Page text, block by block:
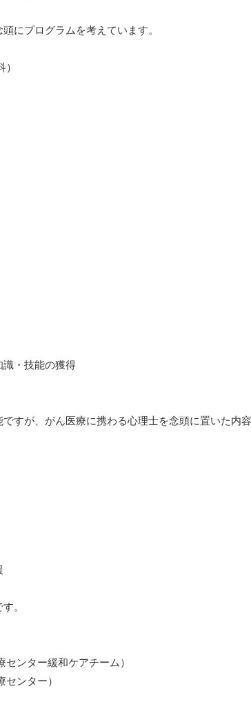
にプログラムを考えています。
）
識・技能の獲得
すが、がん医療に携わる心理士を念頭に置いた内
。
ンター緩和ケアチーム）
ンター）